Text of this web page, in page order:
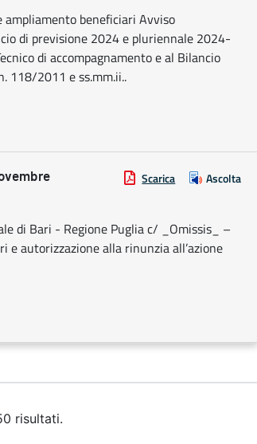
ampliamento beneficiari Avviso
di previsione 2024 e pluriennale 2024-
di accompagnamento e al Bilancio
118/2011 e ss.mm.ii..
Scarica Ascolta
di Bari - Regione Puglia c/ _Omissis_ –
e autorizzazione alla rinunzia all’azione
risultati.